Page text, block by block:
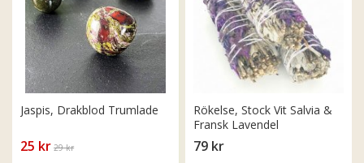
Jaspis, Drakblod Trumlade
25 kr 29 kr
Rökelse, Stock Vit Salvia &
Fransk Lavendel
79 kr